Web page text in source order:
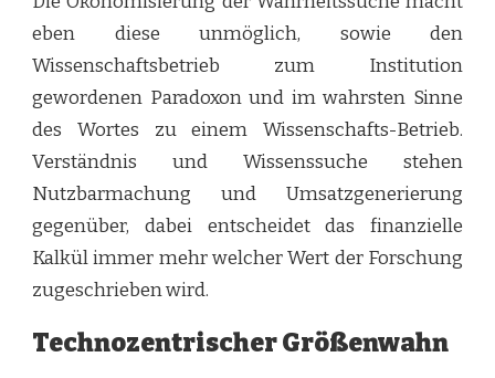
eben diese unmöglich, sowie den
Wissenschaftsbetrieb zum Institution
gewordenen Paradoxon und im wahrsten Sinne
des Wortes zu einem Wissenschafts-Betrieb.
Verständnis und Wissenssuche stehen
Nutzbarmachung und Umsatzgenerierung
gegenüber, dabei entscheidet das finanzielle
Kalkül immer mehr welcher Wert der Forschung
zugeschrieben wird.
Technozentrischer Größenwahn